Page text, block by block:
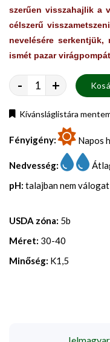
szerűen visszahajlik a
célszerű
nevelésére serkentjük,
ismét pazar
- +
Kívánsláglistára
Fényigény: Napos
Nedvesség:
pH: talajban nem válogat
USDA zóna: 5b
Méret: 30-40
Minőség: K1,5